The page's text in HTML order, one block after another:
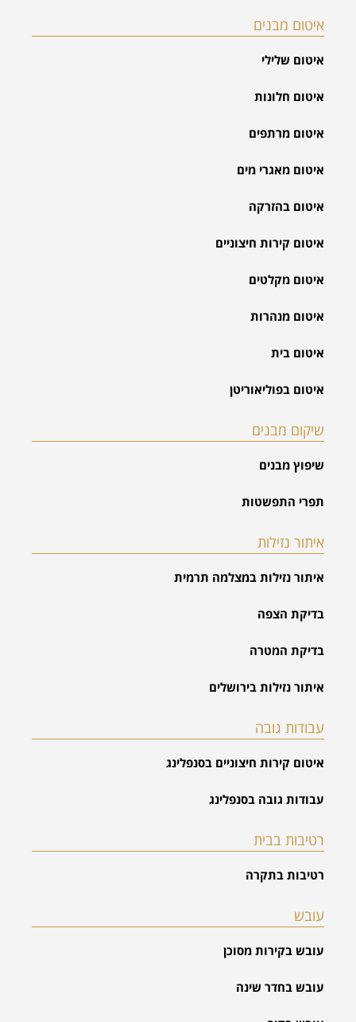
איטום מבנים
איטום שלילי
איטום חלונות
איטום מרתפים
איטום מאגרי מים
איטום בהזרקה
איטום קירות חיצוניים
איטום מקלטים
איטום מנהרות
איטום בית
איטום בפוליאוריטן
שיקום מבנים
שיפוץ מבנים
תפרי התפשטות
איתור נזילות
איתור נזילות במצלמה תרמית
בדיקת הצפה
בדיקת המטרה
איתור נזילות בירושלים
עבודות גובה
איטום קירות חיצוניים בסנפלינג
עבודות גובה בסנפלינג
רטיבות בבית
רטיבות בתקרה
עובש
עובש בקירות מסוכן
עובש בחדר שינה